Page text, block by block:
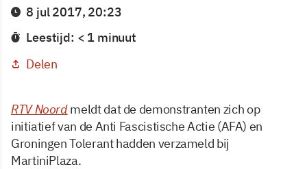
8 jul 2017, 20:23
Leestijd: < 1 minuut
Delen
RTV Noordmeldt dat de demonstranten zich op
initiatief van de Anti Fascistische Actie (AFA) en
Groningen Tolerant hadden verzameld bij
MartiniPlaza.